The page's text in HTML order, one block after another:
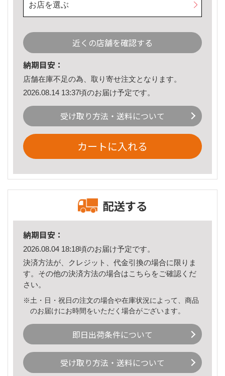
お店を選ぶ
近くの店舗を確認する
納期目安：
店舗在庫不足の為、取り寄せ注文となります。
2026.08.14 13:37頃のお届け予定です。
受け取り方法・送料について
カートに入れる
配送する
納期目安：
2026.08.04 18:18頃のお届け予定です。
決済方法が、クレジット、代金引換の場合に限りま
す。その他の決済方法の場合はこちら をご確認くだ
さい。
※土・日・祝日の注文の場合や在庫状況によって、商品
のお届けにお時間をいただく場合がございます。
即日出荷条件について
受け取り方法・送料について